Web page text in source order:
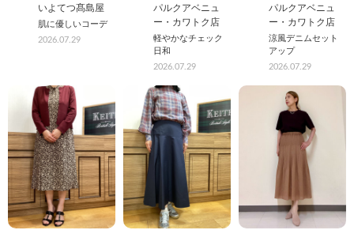
いよてつ髙島屋
肌に優しいコーデ
2026.07.29
パルクアベニュ
ー・カワトク店
軽やかなチェック
日和
2026.07.29
パルクアベニュ
ー・カワトク店
涼風デニムセット
アップ
2026.07.29